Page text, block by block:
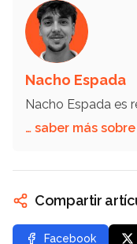
Nacho Espada
Nacho Espada es
… saber más
Compartir
Facebook